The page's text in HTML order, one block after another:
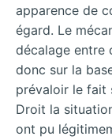
apparence de
égard. Le
décalage entre
donc sur la
prévaloir le fait
Droit la
ont pu